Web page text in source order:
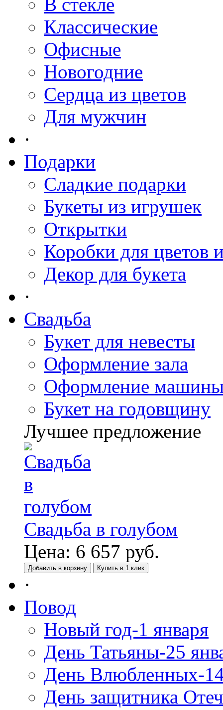
Классические
Офисные
Новогодние
Сердца из цветов
Для мужчин
·
Подарки
Сладкие подарки
Букеты из игрушек
Открытки
Коробки для цветов
Декор для букета
·
Свадьба
Букет для невесты
Оформление зала
Оформление
Букет на годовщину
Лучшее предложение
Свадьба в голубом
Цена: 6 657 руб.
Добавить в корзину Купить в 1 клик
·
Повод
Новый год-1 января
День Татьяны-25
День Влюбленных-
День защитника